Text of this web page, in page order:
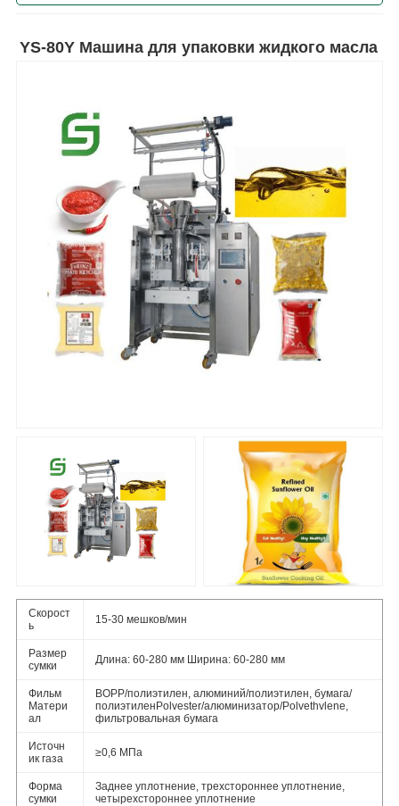
YS-80Y Машина для упаковки жидкого масла
Скорост
ь
15-30 мешков/мин
Размер
сумки
Длина: 60-280 мм Ширина: 60-280 мм
Фильм
Матери
ал
BOPP/полиэтилен, алюминий/полиэтилен, бумага/
полиэтиленPolvester/алюминизатор/Polvethvlene,
фильтровальная бумага
Источн
ик газа
≥0,6 МПа
Форма
сумки
Заднее уплотнение, трехстороннее уплотнение,
четырехстороннее уплотнение